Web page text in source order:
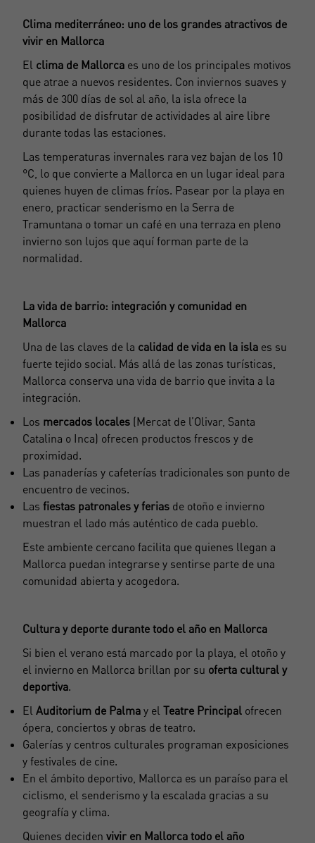
Clima mediterráneo: uno de los grandes atractivos de
vivir en Mallorca
El clima de Mallorca es uno de los principales motivos
que atrae a nuevos residentes. Con inviernos suaves y
más de 300 días de sol al año, la isla ofrece la
posibilidad de disfrutar de actividades al aire libre
durante todas las estaciones.
Las temperaturas invernales rara vez bajan de los 10
°C, lo que convierte a Mallorca en un lugar ideal para
quienes huyen de climas fríos. Pasear por la playa en
enero, practicar senderismo en la Serra de
Tramuntana o tomar un café en una terraza en pleno
invierno son lujos que aquí forman parte de la
normalidad.
La vida de barrio: integración y comunidad en
Mallorca
Una de las claves de la calidad de vida en la isla es su
fuerte tejido social. Más allá de las zonas turísticas,
Mallorca conserva una vida de barrio que invita a la
integración.
Los mercados locales (Mercat de l’Olivar, Santa
Catalina o Inca) ofrecen productos frescos y de
proximidad.
Las panaderías y cafeterías tradicionales son punto de
encuentro de vecinos.
Las fiestas patronales y ferias de otoño e invierno
muestran el lado más auténtico de cada pueblo.
Este ambiente cercano facilita que quienes llegan a
Mallorca puedan integrarse y sentirse parte de una
comunidad abierta y acogedora.
Cultura y deporte durante todo el año en Mallorca
Si bien el verano está marcado por la playa, el otoño y
el invierno en Mallorca brillan por su oferta cultural y
deportiva.
El Auditorium de Palma y el Teatre Principal ofrecen
ópera, conciertos y obras de teatro.
Galerías y centros culturales programan exposiciones
y festivales de cine.
En el ámbito deportivo, Mallorca es un paraíso para el
ciclismo, el senderismo y la escalada gracias a su
geografía y clima.
Quienes deciden vivir en Mallorca todo el año